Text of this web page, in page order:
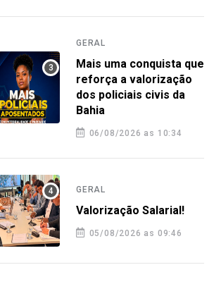
GERAL
Mais uma conquista que
reforça a valorização
dos policiais civis da
Bahia
06/08/2026 as 10:34
GERAL
Valorização Salarial!
05/08/2026 as 09:46